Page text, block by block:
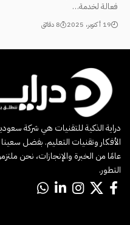
فعالة لخدمة…
19 أكتوبر، 2025 8 دقائق
دراية الذكية للتقنيات هي شركة
عامًا من الخبرة والإنجازات، نحن
التطور.